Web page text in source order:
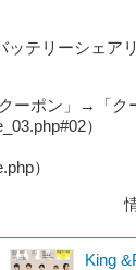
ッテリーシェア
ーポン」→「ク
）
）
King